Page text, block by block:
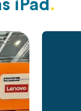
iPad